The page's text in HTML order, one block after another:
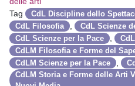
Tag
CdL Discipline dello
CdL Filosofia , CdL Scienze
CdL Scienze per la Pace ,
CdLM Filosofia e Forme del
CdLM Scienze per la Pace ,
CdLM Storia e Forme delle Arti